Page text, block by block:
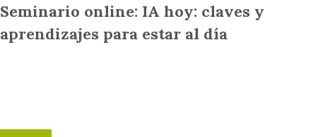
Seminario online: IA hoy: claves y
aprendizajes para estar al día